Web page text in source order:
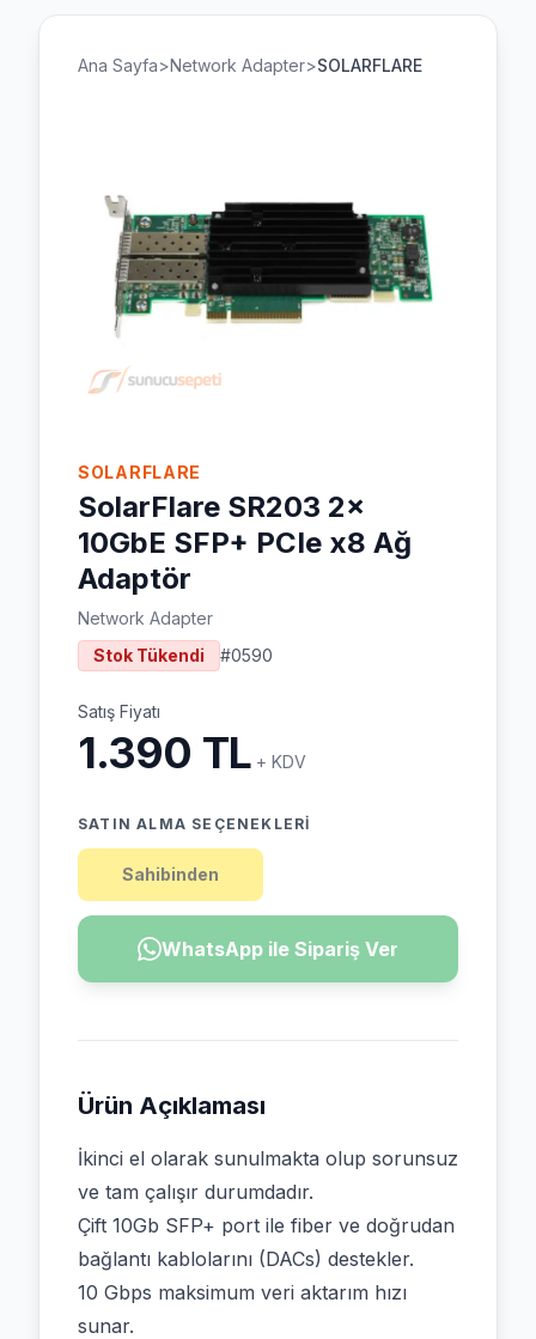
Ana Sayfa>Network Adapter>SOLARFLARE
SOLARFLARE
SolarFlare SR203 2x
10GbE SFP+ PCIe x8 Ağ
Adaptör
Network Adapter
Stok Tükendi
#0590
Satış Fiyatı
1.390 TL + KDV
SATIN ALMA SEÇENEKLERI
Sahibinden
WhatsApp ile Sipariş Ver
Ürün Açıklaması
İkinci el olarak sunulmakta olup sorunsuz
ve tam çalışır durumdadır.
Çift 10Gb SFP+ port ile fiber ve doğrudan
bağlantı kablolarını (DACs) destekler.
10 Gbps maksimum veri aktarım hızı
sunar.